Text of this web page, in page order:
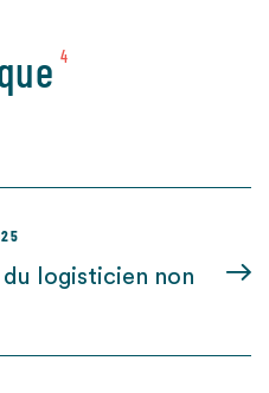
4
logisticien non